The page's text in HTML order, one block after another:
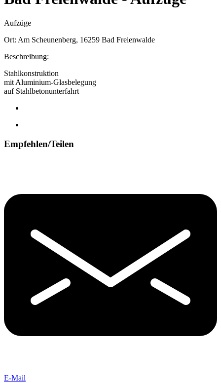
Aufzüge
Ort: Am Scheunenberg, 16259 Bad Freienwalde
Beschreibung:
Stahlkonstruktion
mit Aluminium-Glasbelegung
auf Stahlbetonunterfahrt
Empfehlen/Teilen
E-Mail